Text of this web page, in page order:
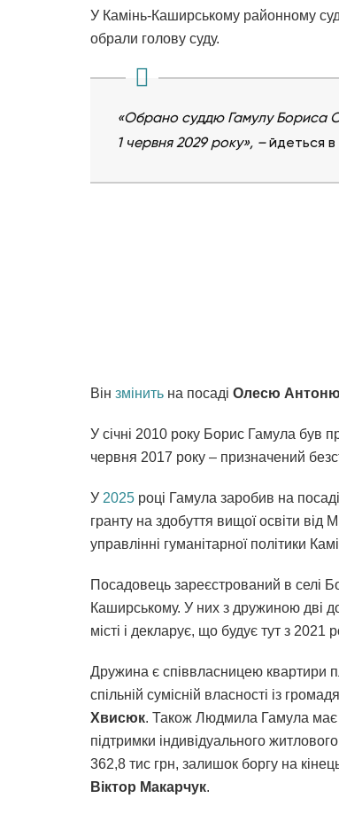
У Камінь-Каширському районному
обрали голову суду.
«Обрано суддю Гамулу Бориса
1 червня 2029 року», –йдеться в
Він змінить на посаді Олесю
У січні 2010 року Борис Гамула був
червня 2017 року – призначений
У 2025 році Гамула заробив на
гранту на здобуття вищої освіти від
управлінні гуманітарної політики
Посадовець зареєстрований в селі
Каширському. У них з дружиною дві
місті і декларує, що будує тут з
Дружина є співвласницею квартири
спільній сумісній власності із
Хвисюк. Також Людмила Гамула має
підтримки індивідуального
362,8 тис грн, залишок боргу на
Віктор Макарчук.